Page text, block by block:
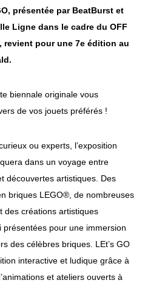
présentée par BeatBurst et
Ligne dans le cadre du OFF
revient pour une 7e édition au
biennale originale vous
de vos jouets préférés !
ou experts, l’exposition
dans un voyage entre
découvertes artistiques. Des
briques LEGO®, de nombreuses
des créations artistiques
présentées pour une immersion
des célèbres briques. LEt’s GO
interactive et ludique grâce à
et ateliers ouverts à